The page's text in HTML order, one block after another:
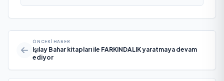
ÖNCEKI HABER
Işılay Bahar kitapları ile FARKINDALIK yaratmaya devam
ediyor